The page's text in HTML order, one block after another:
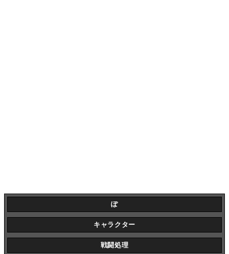
ぽ
キャラクター
戦闘処理